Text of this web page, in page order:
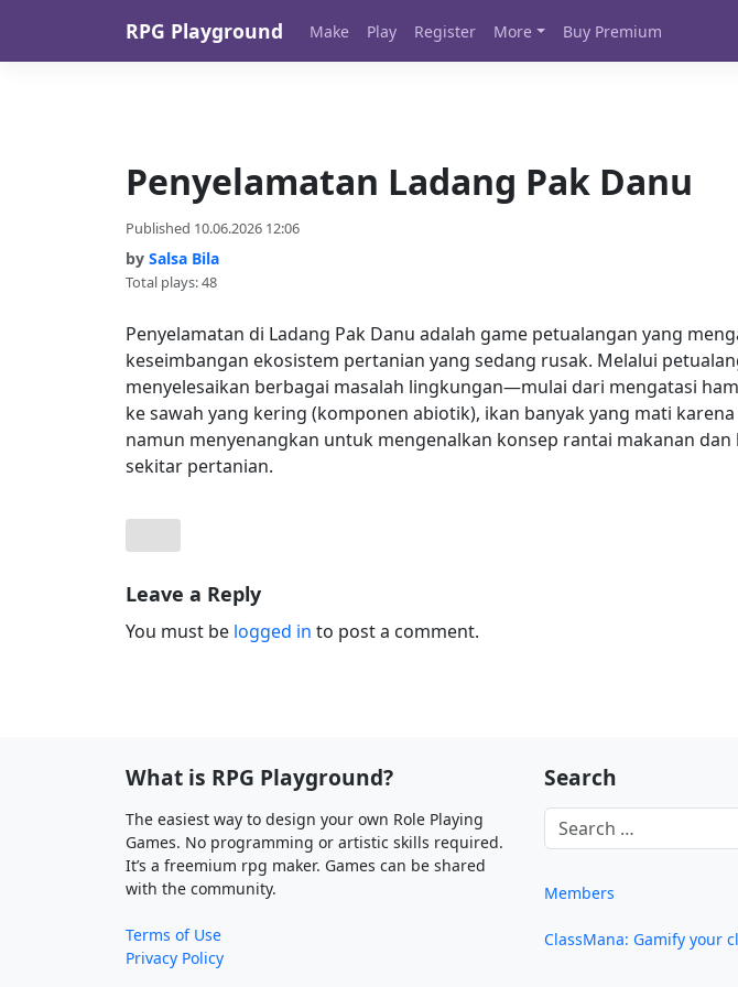
RPG Playground Make Play Register More Buy Premium
Penyelamatan Ladang Pak Danu
Published 10.06.2026 12:06
by Salsa Bila
Total plays: 48
Penyelamatan di Ladang Pak Danu adalah game petualangan yang
keseimbangan ekosistem pertanian yang sedang rusak. Melalui
menyelesaikan berbagai masalah lingkungan—mulai dari mengatasi
ke sawah yang kering (komponen abiotik), ikan banyak yang mati
namun menyenangkan untuk mengenalkan konsep rantai makanan
sekitar pertanian.
Leave a Reply
You must be logged in to post a comment.
What is RPG Playground?
The easiest way to design your own Role Playing
Games. No programming or artistic skills required.
It’s a freemium rpg maker. Games can be shared
with the community.
Terms of Use
Privacy Policy
Search
Members
ClassMana: Gamify your